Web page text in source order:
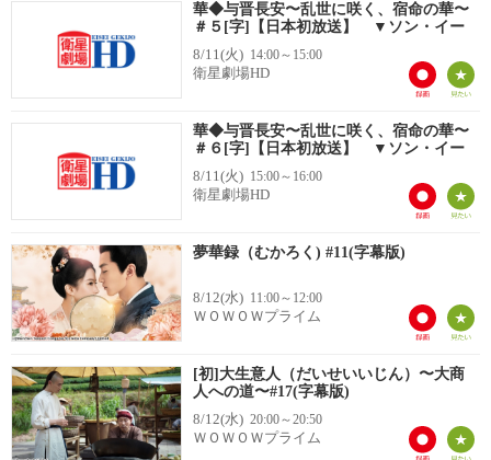
華◆与晋長安〜乱世に咲く、宿命の華〜
＃５[字]【日本初放送】 ▼ソン・イー
8/11(火) 14:00～15:00
衛星劇場HD
華◆与晋長安〜乱世に咲く、宿命の華〜
＃６[字]【日本初放送】 ▼ソン・イー
8/11(火) 15:00～16:00
衛星劇場HD
夢華録（むかろく) #11(字幕版)
8/12(水) 11:00～12:00
ＷＯＷＯＷプライム
[初]大生意人（だいせいいじん）〜大商
人への道〜#17(字幕版)
8/12(水) 20:00～20:50
ＷＯＷＯＷプライム